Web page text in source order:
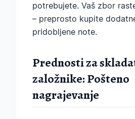
potrebujete. Vaš zbor
– preprosto kupite
pridobljene note.
Prednosti za
založnike: Pošteno
nagrajevanje